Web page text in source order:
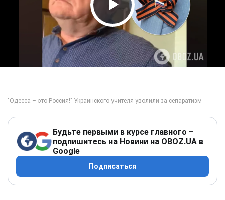
Play Video
Будьте первыми в курсе главного –
подпишитесь на Новини на OBOZ.UA в
Google
Подписаться